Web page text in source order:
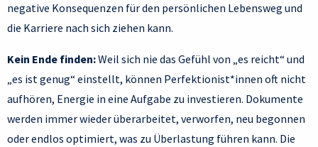
negative Konsequenzen für den persönlichen Lebensweg und
die Karriere nach sich ziehen kann.
Kein Ende finden:Weil sich nie das Gefühl von „es reicht“ und
„es ist genug“ einstellt, können Perfektionist*innen oft nicht
aufhören, Energie in eine Aufgabe zu investieren. Dokumente
werden immer wieder überarbeitet, verworfen, neu begonnen
oder endlos optimiert, was zu Überlastung führen kann. Die